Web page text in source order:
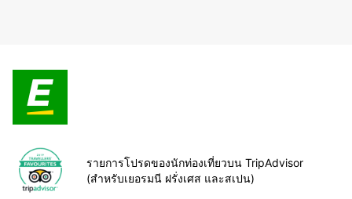
รายการโปรดของนักท่องเที่ยวบน TripAdvisor
(สำหรับเยอรมนี ฝรั่งเศส และสเปน)